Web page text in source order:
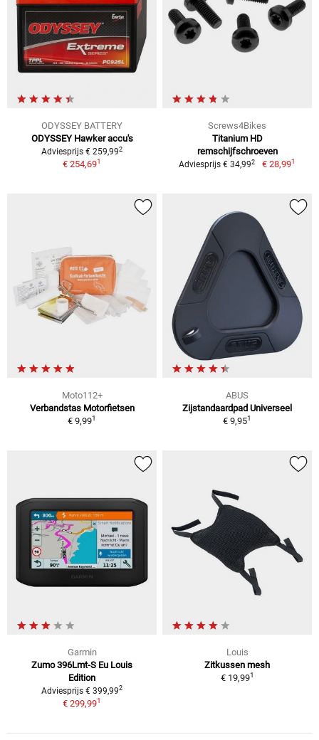
ODYSSEY BATTERY
ODYSSEY Hawker accu's
Adviesprijs € 259,992
€ 254,691
Screws4Bikes
Titanium HD
remschijfschroeven
Adviesprijs € 34,992 € 28,991
Moto112+
Verbandstas Motorfietsen
€ 9,991
ABUS
Zijstandaardpad Universeel
€ 9,951
Garmin
Zumo 396Lmt-S Eu Louis
Edition
Adviesprijs € 399,992
€ 299,991
Louis
Zitkussen mesh
€ 19,991